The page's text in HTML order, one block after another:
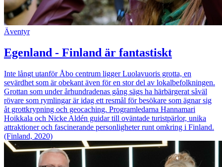
Äventyr
Egenland - Finland är fantastiskt
Inte långt utanför Åbo centrum ligger Luolavuoris grotta, en
sevärdhet som är obekant även för en stor del av lokalbefolkningen.
Grottan som under århundradenas gång sägs ha härbärgerat såväl
rövare som rymlingar är idag ett resmål för besökare som ägnar sig
åt grottkrypning och geocaching. Programledarna Hannamari
Hoikkala och Nicke Aldén guidar till oväntade turistpärlor, unika
attraktioner och fascinerande personligheter runt omkring i Finland.
(Finland, 2020)